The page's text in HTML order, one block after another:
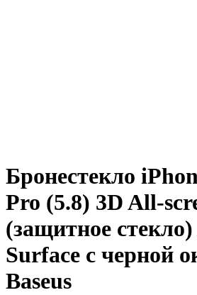
Бронестекло
Pro (5.8) 3D All-
(защитное
Surface с черной
Baseus